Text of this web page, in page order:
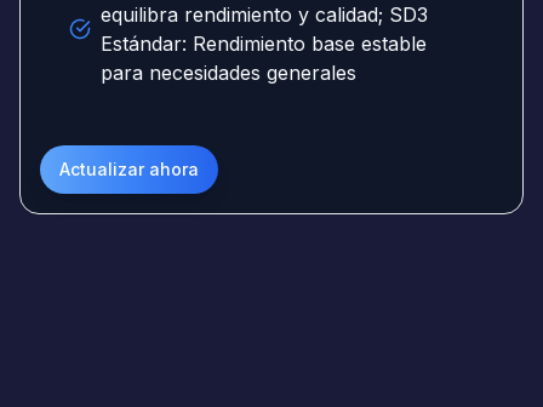
equilibra rendimiento y calidad; SD3
Estándar: Rendimiento base estable
para necesidades generales
Actualizar ahora